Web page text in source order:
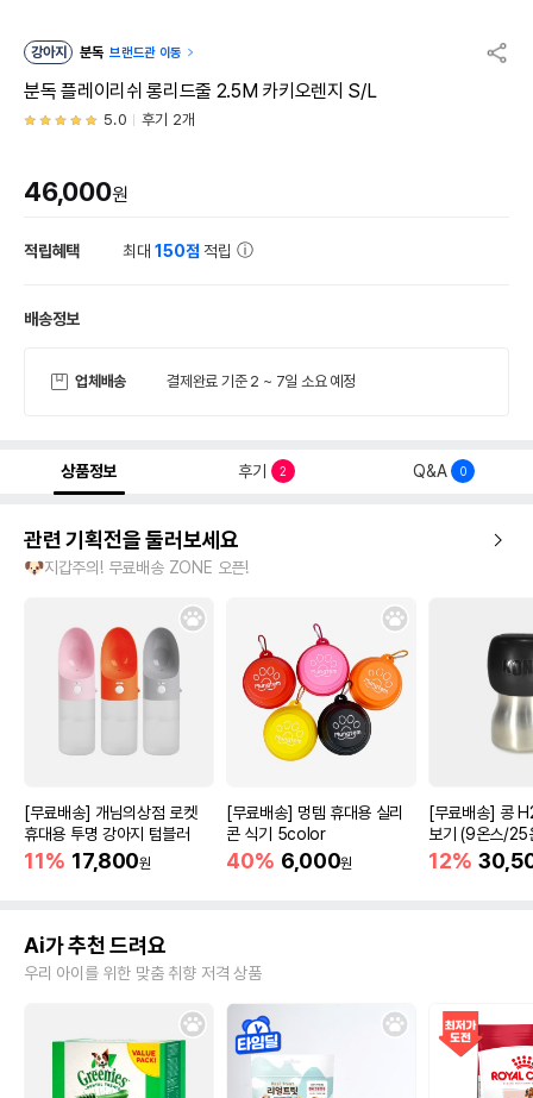
강아지 분독 브랜드관 이동
분독 플레이리쉬 롱리드줄 2.5M 카키오렌지 S/L
5.0 후기 2개
46,000원
적립혜택 최대150점 적립
배송정보
업체배송 결제완료 기준 2 ~ 7일 소요 예정
상품정보 후기 2 Q&A 0
관련 기획전을 둘러보세요
🐶지갑주의! 무료배송 ZONE 오픈!
[무료배송] 개님의상점 로켓
휴대용 투명 강아지 텀블러
11% 17,800원
[무료배송] 멍템 휴대용 실리
콘 식기 5color
40% 6,000원
[무료배송] 콩
보기 (9온스/25
12%
Ai가 추천 드려요
우리 아이를 위한 맞춤 취향 저격 상품